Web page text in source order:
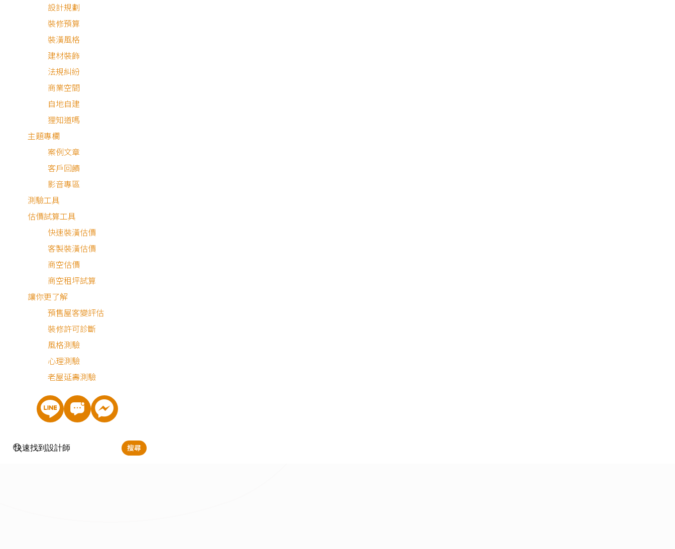
設計規劃
裝修預算
裝潢風格
建材裝飾
法規糾紛
商業空間
自地自建
狸知道嗎
主題專欄
案例文章
客戶回饋
影音專區
測驗工具
估價試算工具
快速裝潢估價
客製裝潢估價
商空估價
商空租坪試算
讓你更了解
預售屋客變評估
裝修許可診斷
風格測驗
心理測驗
老屋延壽測驗
搜尋